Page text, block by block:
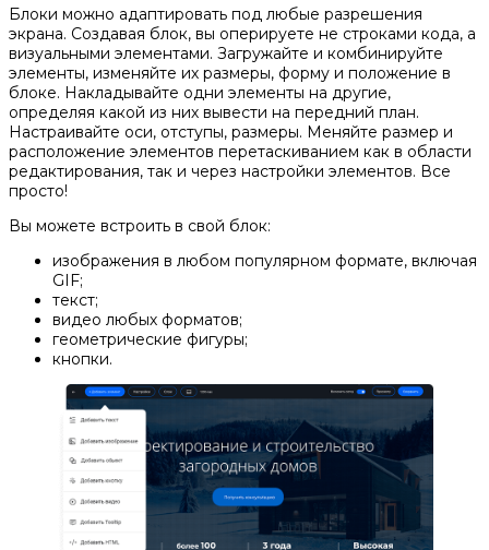
Блоки можно адаптировать под любые разрешения
экрана. Создавая блок, вы оперируете не строками кода, а
визуальными элементами. Загружайте и комбинируйте
элементы, изменяйте их размеры, форму и положение в
блоке. Накладывайте одни элементы на другие,
определяя какой из них вывести на передний план.
Настраивайте оси, отступы, размеры. Меняйте размер и
расположение элементов перетаскиванием как в области
редактирования, так и через настройки элементов. Все
просто!
Вы можете встроить в свой блок:
изображения в любом популярном формате, включая
GIF;
текст;
видео любых форматов;
геометрические фигуры;
кнопки.